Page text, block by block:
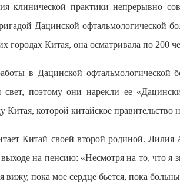
клинической практики непрерывно
Дацинской офтальмологической
городах Китая, она осматривала по 200
в Дацинской
поэтому они нарекли ее
которой китайское правительство
Китай своей второй родиной. Лилия
на пенсию: «Несмотря на то, что я
вижу, пока мое сердце бьется, пока